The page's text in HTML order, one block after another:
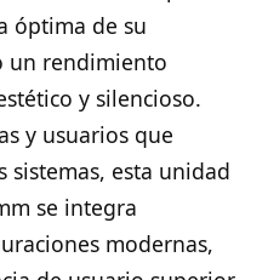
óptima de su
un rendimiento
y silencioso.
y usuarios que
sistemas, esta unidad
se integra
modernas,